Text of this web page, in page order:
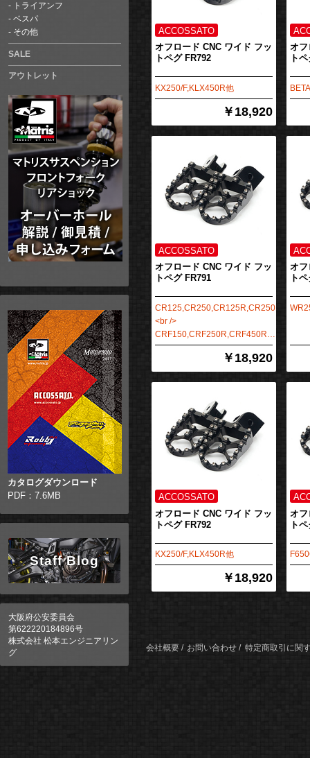
トライアンフ
ベスパ
その他
SALE
アウトレット
カタログダウンロード
PDF：7.6MB
Staff Blog
大阪府公安委員会
第622220184896号
株式会社 松本エンジニアリン
グ
オフロード CNC ワイド フッ
トペグ FR792
KX250/F,KLX450R他
￥18,920
オフ
ト
オフロード CNC ワイド フッ
トペグ FR791
CR125,CR250,CR125R,CR250R,
<br />
CRF150,CRF250R,CRF450R…
￥18,920
オフ
ト
オフロード CNC ワイド フッ
トペグ FR792
KX250/F,KLX450R他
￥18,920
オフ
ト
会社概要 お問い合わせ 特定商取引に関